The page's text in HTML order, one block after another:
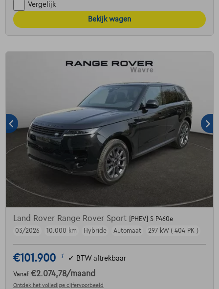
Vergelijk
Bekijk wagen
Land Rover Range Rover Sport
[PHEV] S P460e
03/2026
10.000 km Hybride Automaat 297 kW ( 404 PK )
€101.900 1 ✓ BTW aftrekbaar
Vanaf €2.074,78/maand
Ontdek het volledige cijfervoorbeeld